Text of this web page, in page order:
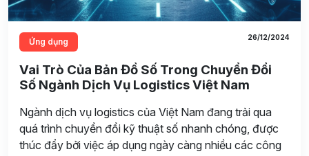
Ứng dụng 26/12/2024
Vai Trò Của Bản Đồ Số Trong Chuyển Đổi
Số Ngành Dịch Vụ Logistics Việt Nam
Ngành dịch vụ logistics của Việt Nam đang trải qua
quá trình chuyển đổi kỹ thuật số nhanh chóng, được
thúc đẩy bởi việc áp dụng ngày càng nhiều các công